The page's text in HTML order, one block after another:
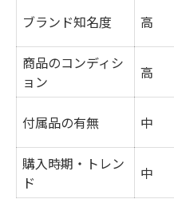
ブランド知名度 高
商品のコンディシ
ョン
高
付属品の有無 中
購入時期・トレン
ド
中